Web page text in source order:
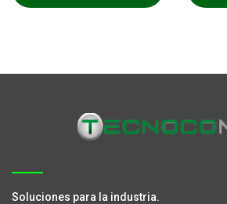
Soluciones para la industria.